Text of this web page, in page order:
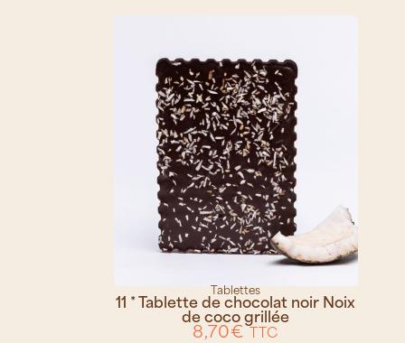
Tablettes
11 * Tablette de chocolat noir Noix
de coco grillée
8,70€ TTC